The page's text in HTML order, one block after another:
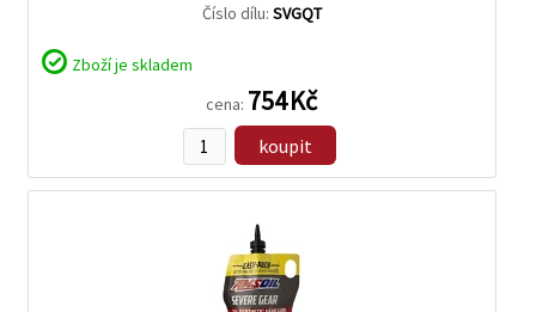
cena: 754 Kč
Číslo dílu: SVGQT
koupit
Zboží je skladem